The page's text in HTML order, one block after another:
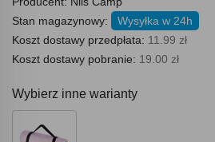
Stan magazynowy:
Wysyłka w 24h
Koszt dostawy przedpłata: 11.99 zł
Koszt dostawy pobranie: 19.00 zł
Wybierz inne warianty